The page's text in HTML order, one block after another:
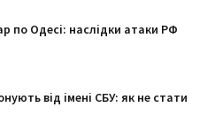
по Одесі: наслідки атаки РФ
від імені СБУ: як не стати